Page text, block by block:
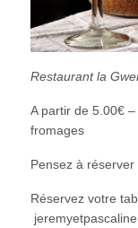
Restaurant la
A partir de 5.00€
fromages
Pensez à
Réservez votre